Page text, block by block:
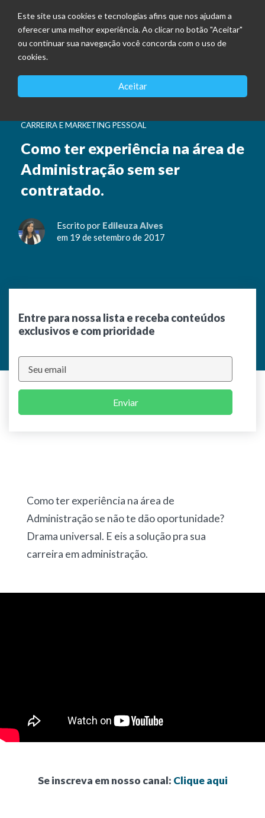
Este site usa cookies e tecnologias afins que nos ajudam a
oferecer uma melhor experiência. Ao clicar no botão "Aceitar"
ou continuar sua navegação você concorda com o uso de
cookies.
Aceitar
CARREIRA E MARKETING PESSOAL
Como ter experiência na área de
Administração sem ser
contratado.
Escrito por Edileuza Alves
em 19 de setembro de 2017
Entre para nossa lista e receba conteúdos
exclusivos e com prioridade
Enviar
Como ter experiência na área de
Administração se não te dão oportunidade?
Drama universal. E eis a solução pra sua
carreira em administração.
Se inscreva em nosso canal: Clique aqui